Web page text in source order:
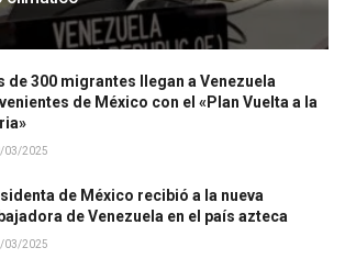
de 300 migrantes llegan a Venezuela
de México con el «Plan Vuelta a la
03/2025
de México recibió a la nueva
de Venezuela en el país azteca
03/2025